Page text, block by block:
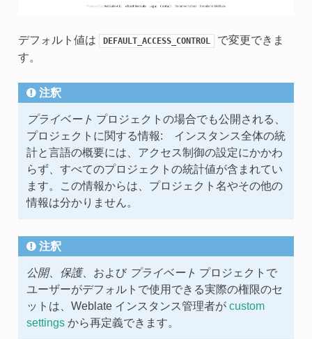
デフォルト値は DEFAULT_ACCESS_CONTROL
で変更できま
す。
注釈
プライベート プロジェクトの場合でも公開される、
プロジェクトに関する情報: インスタンス全体の統
計と言語の概要には、アクセス制御の設定にかかわ
らず、すべてのプロジェクトの統計値が含まれてい
ます。この情報からは、プロジェクト名やその他の
情報は分かりません。
注釈
公開、 保護、および プライベート プロジェクトで
ユーザーがデフォルトで使用できる実際の権限のセ
ットは、Weblate インスタンス管理者が custom
settingsから再定義できます。